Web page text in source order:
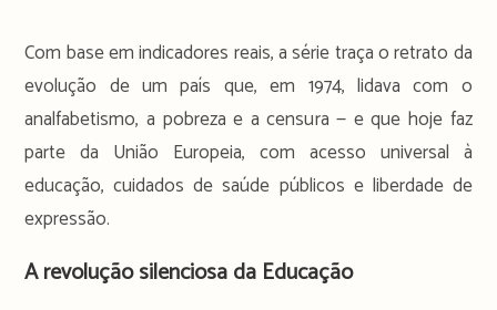
Com base em indicadores reais, a série traça o retrato da
evolução de um país que, em 1974, lidava com o
analfabetismo, a pobreza e a censura — e que hoje faz
parte da União Europeia, com acesso universal à
educação, cuidados de saúde públicos e liberdade de
expressão.
A revolução silenciosa da Educação